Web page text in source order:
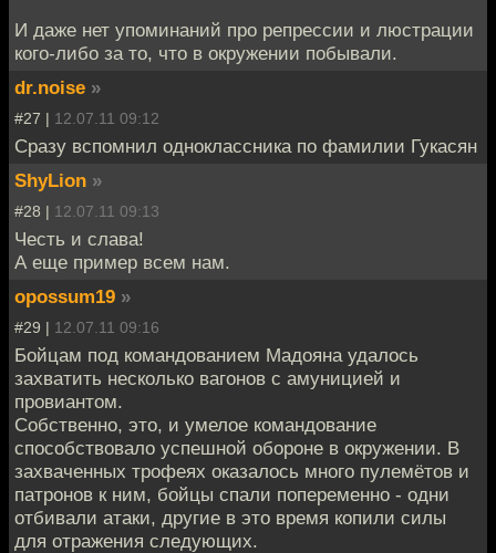
И даже нет упоминаний про репрессии и люстрации
кого-либо за то, что в окружении побывали.
dr.noise »
#27 | 12.07.11 09:12
Сразу вспомнил одноклассника по фамилии Гукасян
ShyLion »
#28 | 12.07.11 09:13
Честь и слава!
А еще пример всем нам.
opossum19 »
#29 | 12.07.11 09:16
Бойцам под командованием Мадояна удалось
захватить несколько вагонов с амуницией и
провиантом.
Собственно, это, и умелое командование
способствовало успешной обороне в окружении. В
захваченных трофеях оказалось много пулемётов и
патронов к ним, бойцы спали попеременно - одни
отбивали атаки, другие в это время копили силы
для отражения следующих.